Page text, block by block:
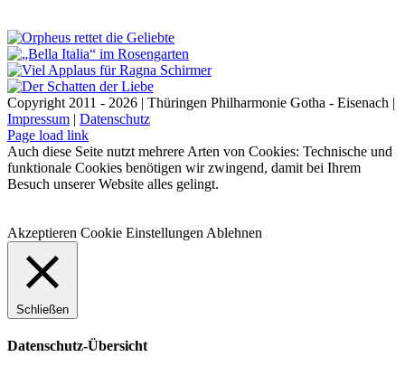
Copyright 2011 - 2026 | Thüringen Philharmonie Gotha - Eisenach |
Impressum | Datenschutz
Facebook
Instagram
WhatsApp
YouTube
E-
Mail
Telefon
Page load link
Auch diese Seite nutzt mehrere Arten von Cookies: Technische und
funktionale Cookies benötigen wir zwingend, damit bei Ihrem
Besuch unserer Website alles gelingt.
Akzeptieren Cookie Einstellungen Ablehnen
Schließen
Datenschutz-Übersicht